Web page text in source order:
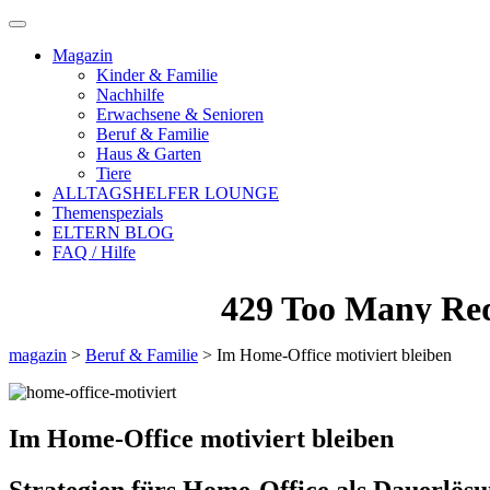
Magazin
Kinder & Familie
Nachhilfe
Erwachsene & Senioren
Beruf & Familie
Haus & Garten
Tiere
ALLTAGSHELFER LOUNGE
Themenspezials
ELTERN BLOG
FAQ / Hilfe
magazin > Beruf & Familie > Im Home-Office motiviert bleiben
Im Home-Office motiviert bleiben